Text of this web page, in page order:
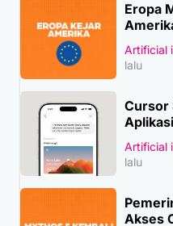
Eropa
Artificial
lalu
Cursor
Artificial
lalu
Akses